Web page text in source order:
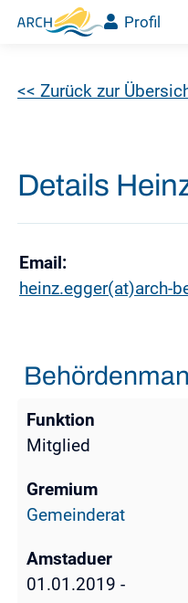
Profil
<< Zurück zur
Details
Email:
heinz.egger(at)arch-
Mitglied
Gemeinderat
01.01.2019 -